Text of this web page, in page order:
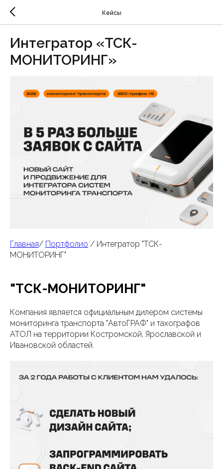
Кейсы
Интегратор «ТСК-
МОНИТОРИНГ»
Главная/ Портфолио / Интегратор "ТСК-
МОНИТОРИНГ"
"ТСК-МОНИТОРИНГ"
Компания является официальным дилером системы
мониторинга транспорта "АвтоГРАФ" и тахографов
АТОЛ на территории Костромской, Ярославской и
Ивановской областей.